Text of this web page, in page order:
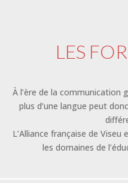
LES
À l’ère de la communication
plus d’une langue peut
L’Alliance française de
les domaines de